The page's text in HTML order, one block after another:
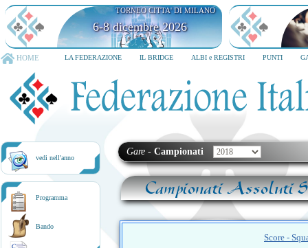
TORNEO CITTA' DI MILANO
6-8 dicembre 2026
HOME LA FEDERAZIONE IL BRIDGE ALBI e REGISTRI PUNTI
vedi nell'anno
Programma
Bando
Gare - Campionati
Campionati Assoluti
Score -